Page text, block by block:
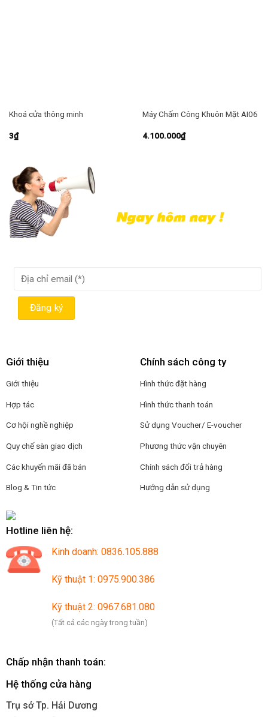
Khoá cửa thông minh
3₫
Máy Chấm Công Khuôn Mặt AI06
4.100.000₫
Giới thiệu
Giới thiệu
Hợp tác
Cơ hội nghề nghiệp
Quy chế sàn giao dịch
Các khuyến mãi đã bán
Blog & Tin tức
Chính sách công ty
Hình thức đặt hàng
Hình thức thanh toán
Sử dụng Voucher/ E-voucher
Phương thức vận chuyên
Chính sách đổi trả hàng
Hướng dẫn sử dụng
Hotline liên hệ:
Kinh doanh: 0836.105.888
Kỹ thuật 1: 0975.900.386
Kỹ thuật 2: 0967.681.080
(Tất cả các ngày trong tuần)
Chấp nhận thanh toán:
Hệ thống cửa hàng
Trụ sở Tp. Hải Dương